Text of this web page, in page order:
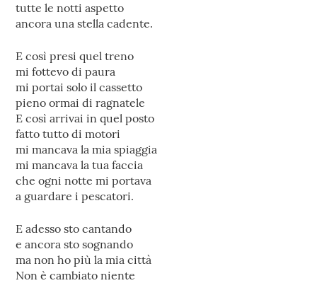
tutte le notti aspetto
ancora una stella cadente.
E così presi quel treno
mi fottevo di paura
mi portai solo il cassetto
pieno ormai di ragnatele
E così arrivai in quel posto
fatto tutto di motori
mi mancava la mia spiaggia
mi mancava la tua faccia
che ogni notte mi portava
a guardare i pescatori.
E adesso sto cantando
e ancora sto sognando
ma non ho più la mia città
Non è cambiato niente